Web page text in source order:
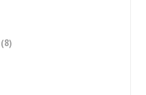
(8)